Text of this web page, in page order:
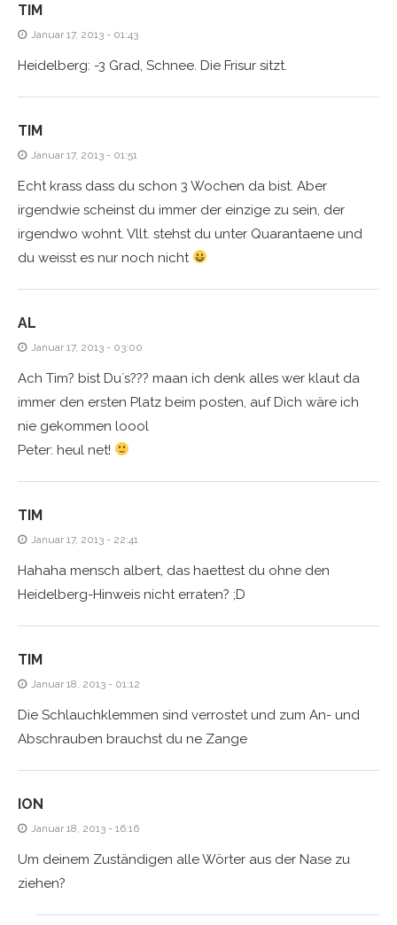
TIM
Januar 17, 2013 - 01:43
Heidelberg: -3 Grad, Schnee. Die Frisur sitzt.
TIM
Januar 17, 2013 - 01:51
Echt krass dass du schon 3 Wochen da bist. Aber
irgendwie scheinst du immer der einzige zu sein, der
irgendwo wohnt. Vllt. stehst du unter Quarantaene und
du weisst es nur noch nicht
AL
Januar 17, 2013 - 03:00
Ach Tim? bist Du´s??? maan ich denk alles wer klaut da
immer den ersten Platz beim posten, auf Dich wäre ich
nie gekommen loool
Peter: heul net!
TIM
Januar 17, 2013 - 22:41
Hahaha mensch albert, das haettest du ohne den
Heidelberg-Hinweis nicht erraten? ;D
TIM
Januar 18, 2013 - 01:12
Die Schlauchklemmen sind verrostet und zum An- und
Abschrauben brauchst du ne Zange
ION
Januar 18, 2013 - 16:16
Um deinem Zuständigen alle Wörter aus der Nase zu
ziehen?